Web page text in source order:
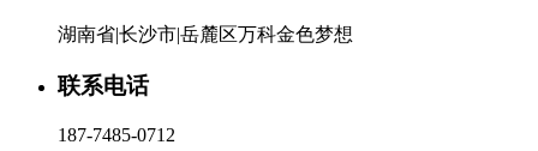
湖南省|长沙市|岳麓区万科金色梦想
联系电话
187-7485-0712